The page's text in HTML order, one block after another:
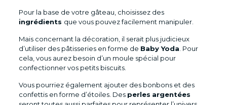
Pour la base de votre gâteau, choisissez des
ingrédients que vous pouvez facilement manipuler.
Mais concernant la décoration, il serait plus judicieux
d’utiliser des pâtisseries en forme de Baby Yoda . Pour
cela, vous aurez besoin d’un moule spécial pour
confectionner vos petits biscuits.
Vous pourriez également ajouter des bonbons et des
confettis en forme d’étoiles. Des perles argentées